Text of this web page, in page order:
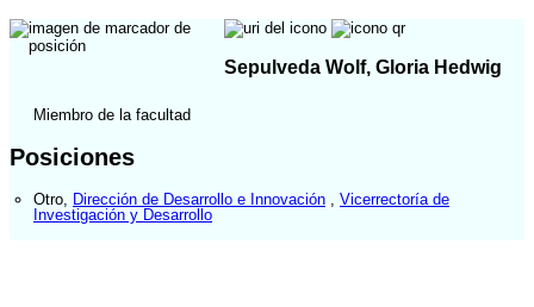
Sepulveda Wolf, Gloria Hedwig
Miembro de la facultad
Posiciones
Otro Dirección de Desarrollo e Innovación
Vicerrectoría de
Investigación y Desarrollo